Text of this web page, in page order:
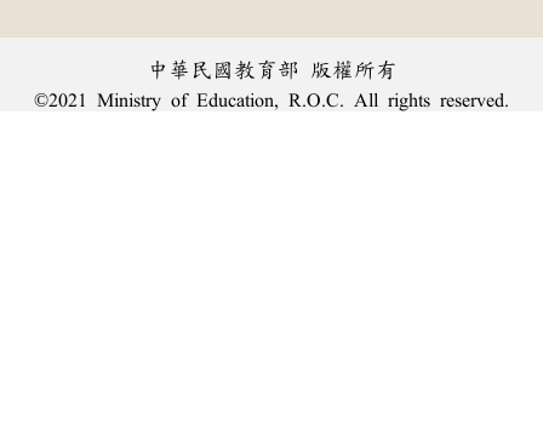
中華民國教育部 版權所有
©2021 Ministry of Education, R.O.C. All rights reserved.